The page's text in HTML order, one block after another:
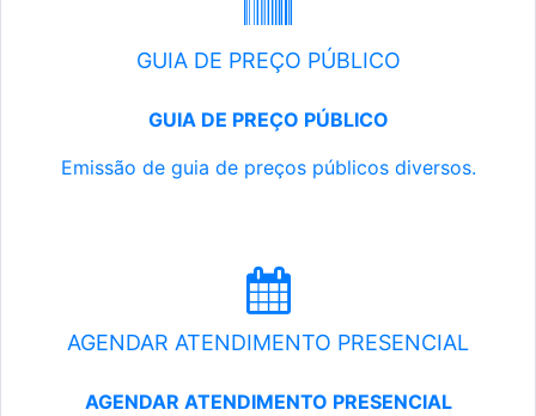
GUIA DE PREÇO PÚBLICO
GUIA DE PREÇO PÚBLICO
Emissão de guia de preços públicos diversos.
AGENDAR ATENDIMENTO PRESENCIAL
AGENDAR ATENDIMENTO PRESENCIAL